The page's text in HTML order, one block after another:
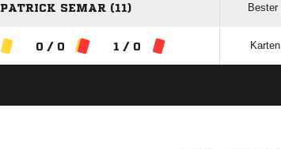
PATRICK SEMAR (11) Bester
0 / 0 1 / 0